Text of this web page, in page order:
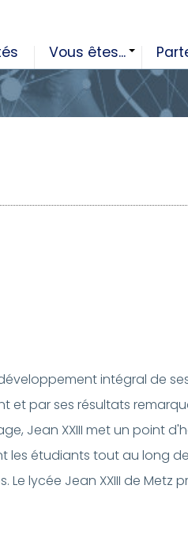
+
Vous êtes...
intégral de
et par ses résultats
Jean XXIII met un point
les étudiants tout au long
lycée Jean XXIII de Metz